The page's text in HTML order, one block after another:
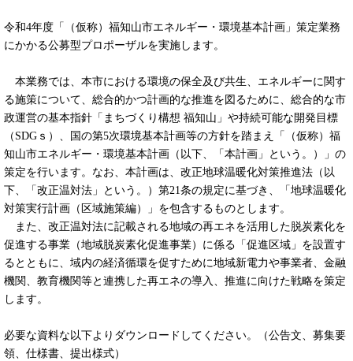
令和4年度「（仮称）福知山市エネルギー・環境基本計画」策定業務
にかかる公募型プロポーザルを実施します。
本業務では、本市における環境の保全及び共生、エネルギーに関す
る施策について、総合的かつ計画的な推進を図るために、総合的な市
政運営の基本指針「まちづくり構想 福知山」や持続可能な開発目標
（SDGｓ）、国の第5次環境基本計画等の方針を踏まえ「（仮称）福
知山市エネルギー・環境基本計画（以下、「本計画」という。）」の
策定を行います。なお、本計画は、改正地球温暖化対策推進法（以
下、「改正温対法」という。）第21条の規定に基づき、「地球温暖化
対策実行計画（区域施策編）」を包含するものとします。
また、改正温対法に記載される地域の再エネを活用した脱炭素化を
促進する事業（地域脱炭素化促進事業）に係る「促進区域」を設置す
るとともに、域内の経済循環を促すために地域新電力や事業者、金融
機関、教育機関等と連携した再エネの導入、推進に向けた戦略を策定
します。
必要な資料な以下よりダウンロードしてください。（公告文、募集要
領、仕様書、提出様式）